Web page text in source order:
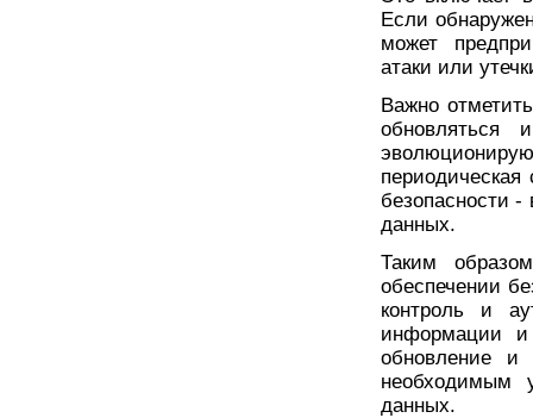
Если
может
атаки или
Важно
обновляться
безопасности
данных.
Таким
обеспечении
контроль и
информации и
обновление и
необходимым
данных.